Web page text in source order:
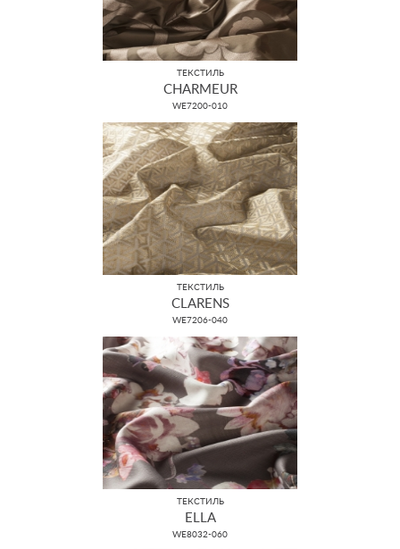
ТЕКСТИЛЬ
CHARMEUR
WE7200-010
ТЕКСТИЛЬ
CLARENS
WE7206-040
ТЕКСТИЛЬ
ELLA
WE8032-060